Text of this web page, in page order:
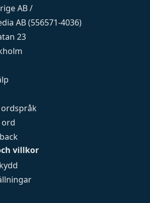
ord
villkor
AB /
AB (556571-4036)
23